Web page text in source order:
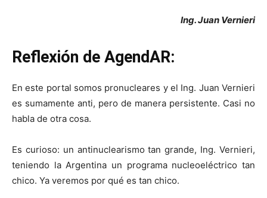
Ing. Juan Vernieri
Reflexión de AgendAR:
En este portal somos pronucleares y el Ing. Juan Vernieri
es sumamente anti, pero de manera persistente. Casi no
habla de otra cosa.
Es curioso: un antinuclearismo tan grande, Ing. Vernieri,
teniendo la Argentina un programa nucleoeléctrico tan
chico. Ya veremos por qué es tan chico.